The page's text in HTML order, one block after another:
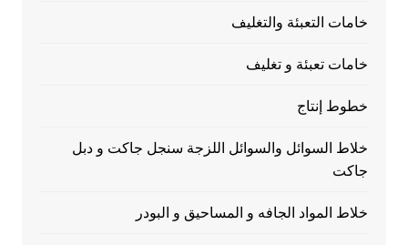
خامات التعبئة والتغليف
خامات تعبئة و تغليف
خطوط إنتاج
خلاط السوائل والسوائل اللزجة سنجل جاكت و دبل
جاكت
خلاط المواد الجافه و المساحيق و البودر